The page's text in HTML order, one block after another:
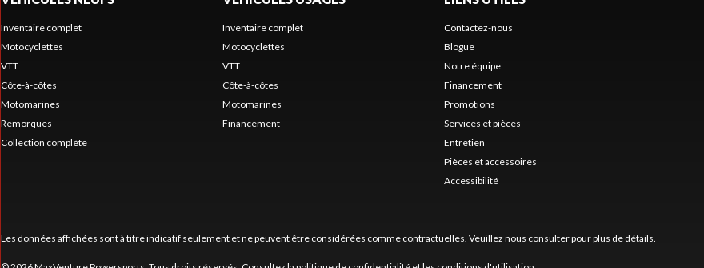
Inventaire complet
Motocyclettes
VTT
Côte-à-côtes
Motomarines
Remorques
Collection complète
Inventaire complet
Motocyclettes
VTT
Côte-à-côtes
Motomarines
Financement
Contactez-nous
Blogue
Notre équipe
Financement
Promotions
Services et pièces
Entretien
Pièces et accessoires
Accessibilité
Les données affichées sont à titre indicatif seulement et ne peuvent être considérées comme contractuelles. Veuillez nous consulter pour plus de détails.